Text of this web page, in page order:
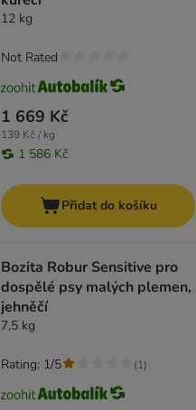
12 kg
1 669 Kč
139 Kč / kg
1 586 Kč
Not Rated
Přidat do košíku
Bozita Robur Sensitive pro
dospělé psy malých plemen,
jehněčí
7,5 kg
Rating: 1/5 (1)